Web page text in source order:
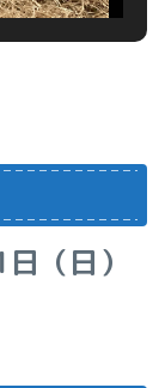
（日）